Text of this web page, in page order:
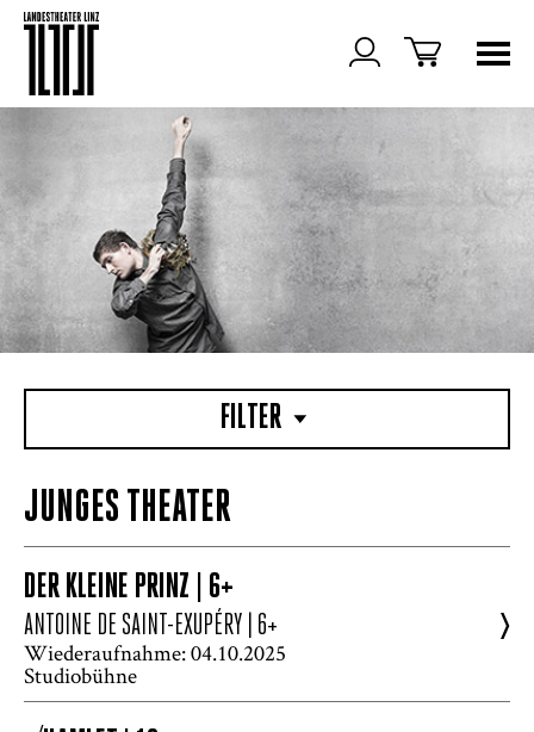
FILTER
JUNGES THEATER
DER KLEINE PRINZ | 6+
ANTOINE DE SAINT-EXUPÉRY | 6+
Wiederaufnahme: 04.10.2025
Studiobühne
>